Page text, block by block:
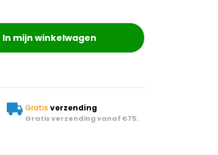
In mijn winkelwagen
Gratis verzending
Gratis verzending vanaf €75.